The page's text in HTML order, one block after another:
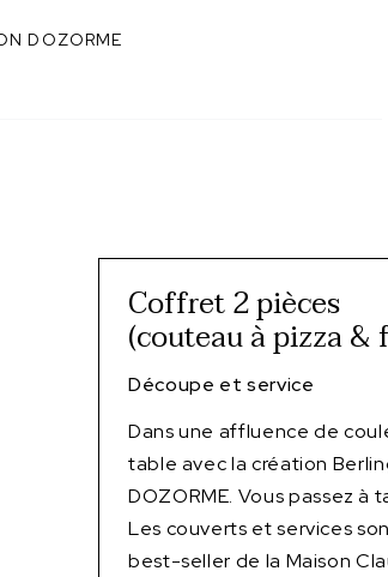
DOZORME
Coffret 2 pièces
(couteau à pizza
Découpe et service
Dans une affluence de
table avec la création
DOZORME. Vous passez à
Les couverts et services
best-seller de la Maison